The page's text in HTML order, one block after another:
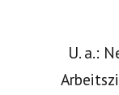
U. a.: